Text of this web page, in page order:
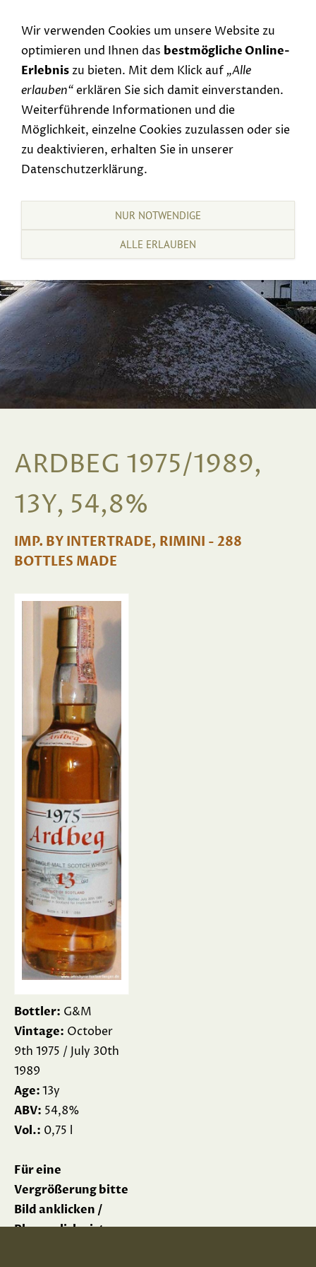
ARDBEG 1975/1989,
13Y, 54,8%
IMP. BY INTERTRADE, RIMINI - 288
BOTTLES MADE
Bottler: G&M
Vintage: October
9th 1975 / July 30th
1989
Age:13y
ABV: 54,8%
Vol.: 0,75 l
Für eine
Vergrößerung bitte
Bild anklicken /
Please click picture
Wir verwenden Cookies um unsere Website zu
optimieren und Ihnen das bestmögliche Online-
Erlebniszu bieten. Mit dem Klick auf „Alle
erlauben“erklären Sie sich damit einverstanden.
Weiterführende Informationen und die
Möglichkeit, einzelne Cookies zuzulassen oder sie
zu deaktivieren, erhalten Sie in unserer
Datenschutzerklärung.
NUR NOTWENDIGE
ALLE ERLAUBEN